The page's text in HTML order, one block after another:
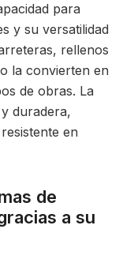
para
y su versatilidad
rellenos
la convierten en
de obras. La
duradera,
en
de
a su